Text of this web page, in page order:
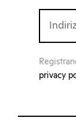
privacy